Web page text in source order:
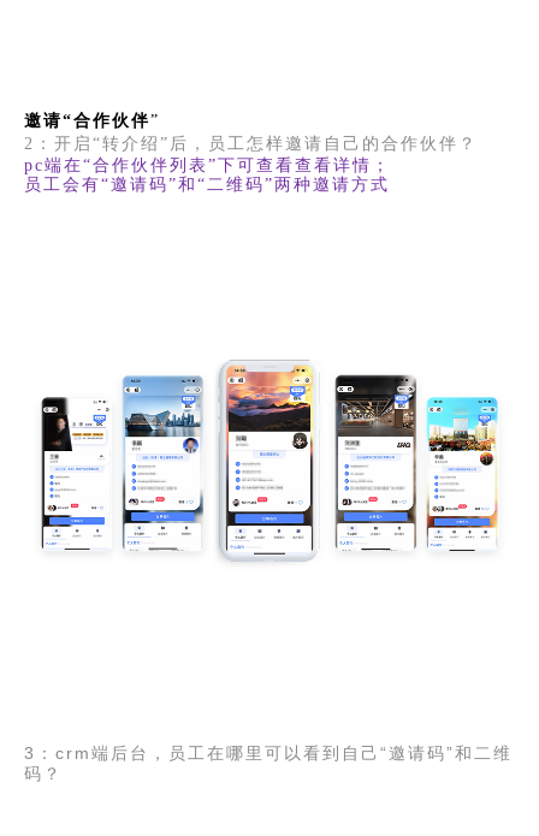
邀请“合作伙伴”
2：开启“转介绍”后，员工怎样邀请自己的合作伙伴？
pc端在“合作伙伴列表”下可查看查看详情；
员工会有“邀请码”和“二维码”两种邀请方式
3：crm端后台，员工在哪里可以看到自己“邀请码”和二维
码？